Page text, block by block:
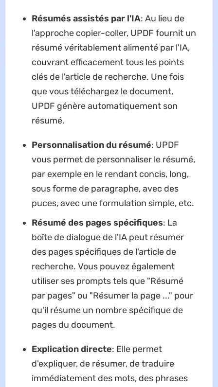
Résumés assistés par l'IA: Au lieu de
l'approche copier-coller, UPDF fournit un
résumé véritablement alimenté par l'IA,
couvrant efficacement tous les points
clés de l'article de recherche. Une fois
que vous téléchargez le document,
UPDF génère automatiquement son
résumé.
Personnalisation du résumé: UPDF
vous permet de personnaliser le résumé,
par exemple en le rendant concis, long,
sous forme de paragraphe, avec des
puces, avec une formulation simple, etc.
Résumé des pages spécifiques: La
boîte de dialogue de l'IA peut résumer
des pages spécifiques de l'article de
recherche. Vous pouvez également
utiliser ses prompts tels que "Résumé
par pages" ou "Résumer la page ..." pour
qu'il résume un nombre spécifique de
pages du document.
Explication directe: Elle permet
d'expliquer, de résumer, de traduire
immédiatement des mots, des phrases